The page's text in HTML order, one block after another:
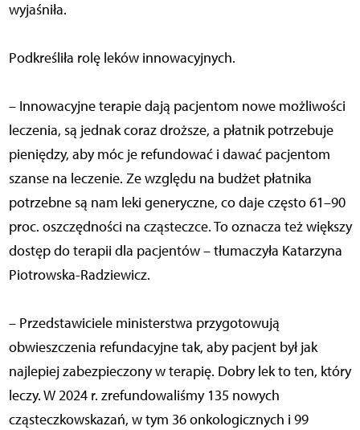
wyjaśniła.
Podkreśliła rolę leków innowacyjnych.
– Innowacyjne terapie dają pacjentom nowe możliwości
leczenia, są jednak coraz droższe, a płatnik potrzebuje
pieniędzy, aby móc je refundować i dawać pacjentom
szanse na leczenie. Ze względu na budżet płatnika
potrzebne są nam leki generyczne, co daje często 61–90
proc. oszczędności na cząsteczce. To oznacza też większy
dostęp do terapii dla pacjentów – tłumaczyła Katarzyna
Piotrowska-Radziewicz.
– Przedstawiciele ministerstwa przygotowują
obwieszczenia refundacyjne tak, aby pacjent był jak
najlepiej zabezpieczony w terapię. Dobry lek to ten, który
leczy. W 2024 r. zrefundowaliśmy 135 nowych
cząsteczkowskazań, w tym 36 onkologicznych i 99